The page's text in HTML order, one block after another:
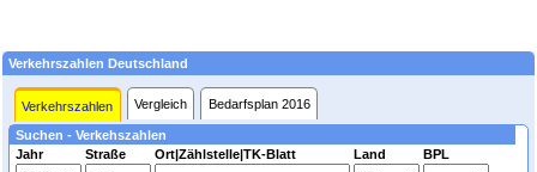
Verkehrszahlen Deutschland
Verkehrszahlen Vergleich Bedarfsplan 2016
Suchen - Verkehszahlen
Jahr
Straße Ort|Zählstelle|TK-Blatt Land BPL